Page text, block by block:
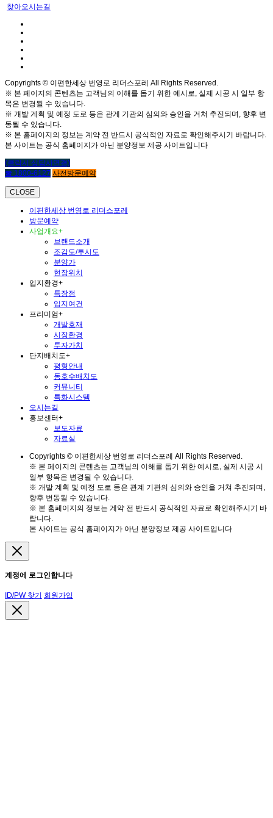
찾아오시는길
Copyrights © 이편한세상 번영로 리더스포레 All Rights Reserved.
※ 본 페이지의 콘텐츠는 고객님의 이해를 돕기 위한 예시로, 실제 시공 시 일부 항
목은 변경될 수 있습니다.
※ 개발 계획 및 예정 도로 등은 관계 기관의 심의와 승인을 거쳐 추진되며, 향후 변
동될 수 있습니다.
※ 본 홈페이지의 정보는 계약 전 반드시 공식적인 자료로 확인해주시기 바랍니다.
본 사이트는 공식 홈페이지가 아닌 분양정보 제공 사이트입니다
(클릭시 상담사연결)
☎ 1800-6127 사전방문예약
CLOSE
이편한세상 번영로 리더스포레
방문예약
사업개요+
브랜드소개
조감도/투시도
분양가
현장위치
입지환경+
특장점
입지여건
프리미엄+
개발호재
시장환경
투자가치
단지배치도+
평형안내
동호수배치도
커뮤니티
특화시스템
오시는길
홍보센터+
보도자료
자료실
Copyrights © 이편한세상 번영로 리더스포레 All Rights Reserved.
※ 본 페이지의 콘텐츠는 고객님의 이해를 돕기 위한 예시로, 실제 시공 시
일부 항목은 변경될 수 있습니다.
※ 개발 계획 및 예정 도로 등은 관계 기관의 심의와 승인을 거쳐 추진되며,
향후 변동될 수 있습니다.
※ 본 홈페이지의 정보는 계약 전 반드시 공식적인 자료로 확인해주시기 바
랍니다.
본 사이트는 공식 홈페이지가 아닌 분양정보 제공 사이트입니다
계정에 로그인합니다
ID/PW 찾기 회원가입